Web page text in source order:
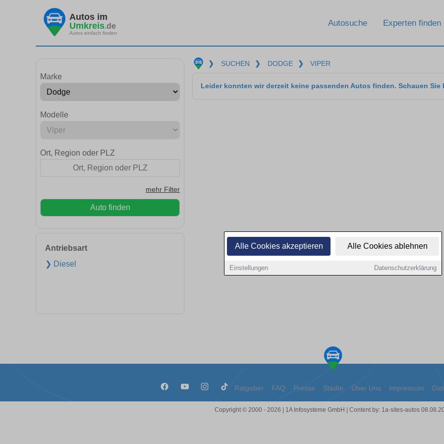
Alle Cookies akzeptieren Alle Cookies ablehnen
Einstellungen Datenschutzerklärung
Autos im
Umkreis.de
Autos einfach finden
Autosuche Experten finden
Marke
Modelle
Ort, Region oder PLZ
mehr Filter
Auto finden
Antriebsart
❯ Diesel
❯ SUCHEN ❯ DODGE ❯ VIPER
Leider konnten wir derzeit keine passenden Autos finden. Schauen Sie
Ratgeber FAQ Presse Städte Über Uns Impressum
Copyright © 2000 - 2026 | 1A Infosysteme GmbH | Content by: 1a-sites-autos